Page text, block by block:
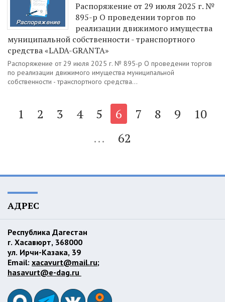
Распоряжение от 29 июля 2025 г. №
895-р О проведении торгов по
реализации движимого имущества
муниципальной собственности - транспортного
средства «LADA-GRANTA»
Распоряжение от 29 июля 2025 г. № 895-р О проведении торгов
по реализации движимого имущества муниципальной
собственности - транспортного средства...
1 2 3 4 5 6 7 8 9
10
...
62
АДРЕС
Республика Дагестан
г. Хасавюрт, 368000
ул. Ирчи-Казака, 39
Email: xacavurt@mail.ru;
hasavurt@e-dag.ru